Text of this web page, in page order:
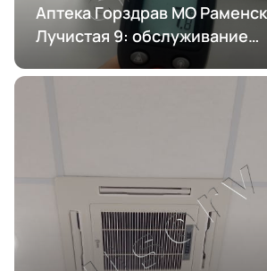
Аптека Горздрав МО
Лучистая 9: обслуживание
кондиционирования